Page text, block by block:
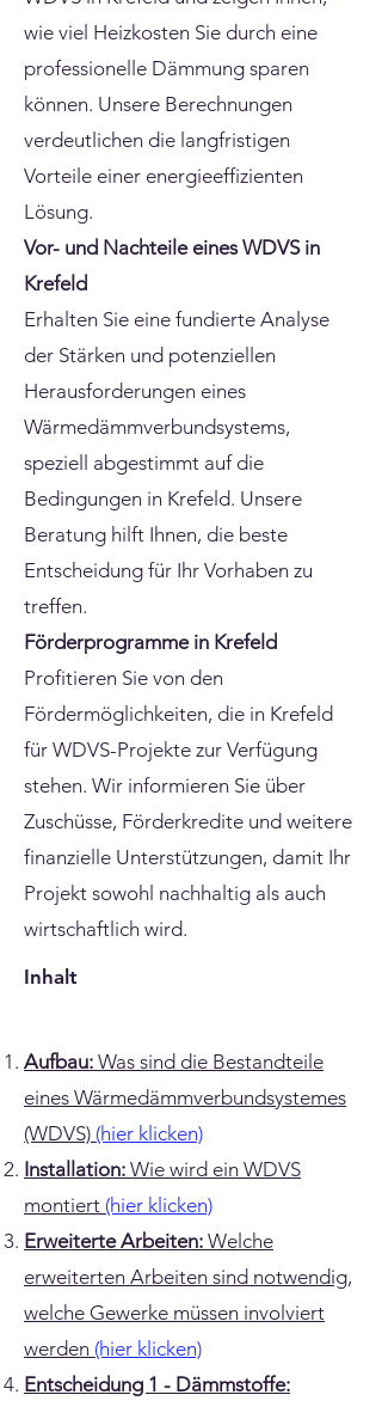
wie viel Heizkosten Sie durch eine
professionelle Dämmung sparen
können. Unsere Berechnungen
verdeutlichen die langfristigen
Vorteile einer energieeffizienten
Lösung.
Vor- und Nachteile eines WDVS in
Krefeld
Erhalten Sie eine fundierte Analyse
der Stärken und potenziellen
Herausforderungen eines
Wärmedämmverbundsystems,
speziell abgestimmt auf die
Bedingungen in Krefeld. Unsere
Beratung hilft Ihnen, die beste
Entscheidung für Ihr Vorhaben zu
treffen.
Förderprogramme in Krefeld
Profitieren Sie von den
Fördermöglichkeiten, die in Krefeld
für WDVS-Projekte zur Verfügung
stehen. Wir informieren Sie über
Zuschüsse, Förderkredite und weitere
finanzielle Unterstützungen, damit Ihr
Projekt sowohl nachhaltig als auch
wirtschaftlich wird.
Inhalt
Aufbau: Was sind die Bestandteile
eines Wärmedämmverbundsystemes
(WDVS) (hier klicken)
Installation: Wie wird ein WDVS
montiert (hier klicken)
Erweiterte Arbeiten: Welche
erweiterten Arbeiten sind notwendig,
welche Gewerke müssen involviert
werden (hier klicken)
Entscheidung 1 - Dämmstoffe: